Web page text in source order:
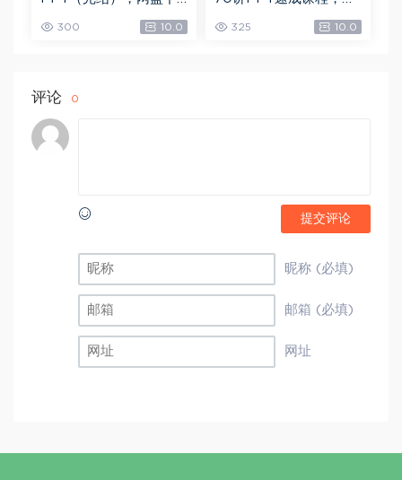
300 10.0 325 10.0
评论 0
提交评论
昵称 (必填)
邮箱 (必填)
网址